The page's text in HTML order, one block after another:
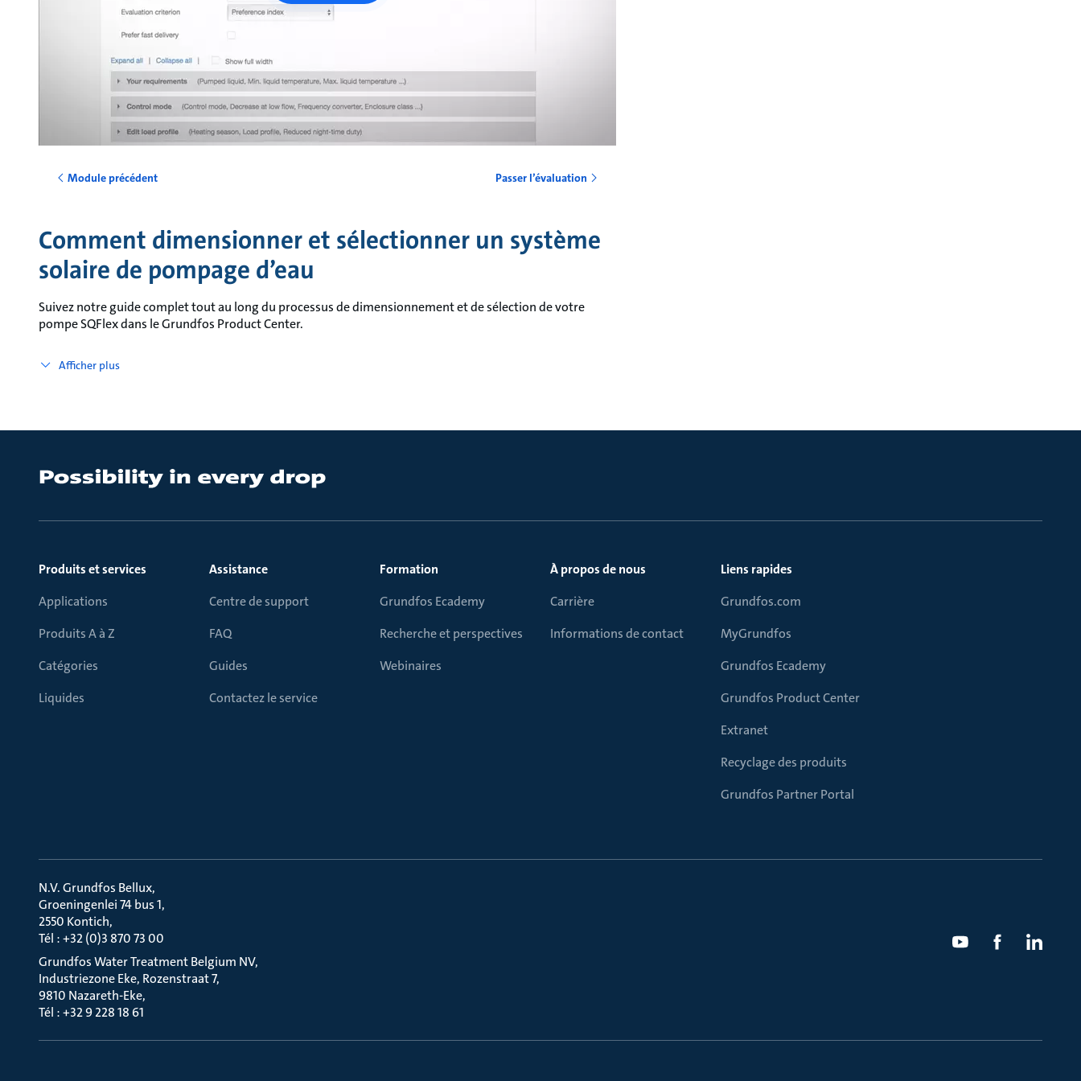
Module précédent Passer l’évaluation
Comment dimensionner et sélectionner un système
solaire de pompage d’eau
Suivez notre guide complet tout au long du processus de dimensionnement et de sélection de votre
pompe SQFlex dans le Grundfos Product Center.
Afficher plus
Produits et services
Applications
Produits A à Z
Catégories
Liquides
Assistance
Centre de support
FAQ
Guides
Contactez le service
Formation
Grundfos Ecademy
Recherche et perspectives
Webinaires
À propos de nous
Carrière
Informations de contact
Liens rapides
Grundfos.com
MyGrundfos
Grundfos Ecademy
Grundfos Product Center
Extranet
Recyclage des produits
Grundfos Partner Portal
N.V. Grundfos Bellux
Groeningenlei 74 bus 1
2550 Kontich
Tél : +32 (0)3 870 73 00
Grundfos Water Treatment Belgium NV
Industriezone Eke, Rozenstraat 7
9810 Nazareth-Eke
Tél : +32 9 228 18 61